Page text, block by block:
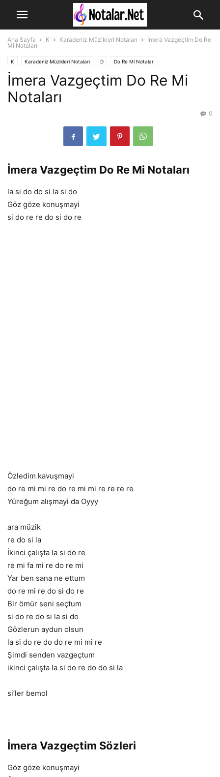
Ana Sayfa K Karadeniz Müzikleri Notaları
İmera Vazgeçtim Do Re
Mi Notaları
K Karadeniz Müzikleri Notaları D Do Re Mi Notalar
İmera Vazgeçtim Do Re Mi
Notaları
0
İmera Vazgeçtim Do Re Mi Notaları
la si do do si la si do
Göz göze konuşmayi
si do re re do si do re
Özledim kavuşmayi
do re mi mi re do re mi mi re re re re
Yüreğum alışmayi da Oyyy
ara müzik
re do si la
İkinci çalışta la si do re
re mi fa mi re do re mi
Yar ben sana ne ettum
do re mi re do si do re
Bir ömür seni seçtum
si do re do si la si do
Gözlerun aydun olsun
la si do re do do re mi mi re
Şimdi senden vazgeçtum
ikinci çalışta la si do re do do si la
si’ler bemol
İmera Vazgeçtim Sözleri
Göz göze konuşmayi